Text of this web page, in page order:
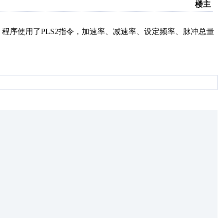
楼主
使用了PLS2指令，加速率、减速率、设定频率、脉冲总量